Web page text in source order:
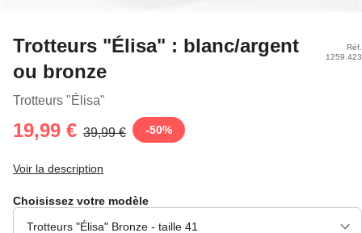
Trotteurs "Élisa" : blanc/argent
ou bronze
Trotteurs "Élisa"
Réf.
1259.423
19,99 € 39,99 € -50%
Voir la description
Choisissez votre modèle